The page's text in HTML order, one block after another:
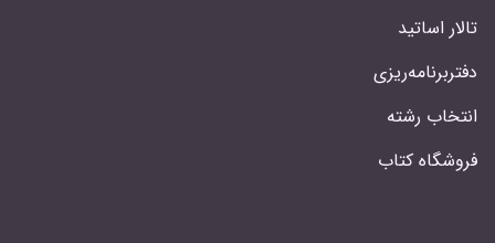
تالار اساتید
دفتربرنامه‌ریزی
انتخاب رشته
فروشگاه کتاب